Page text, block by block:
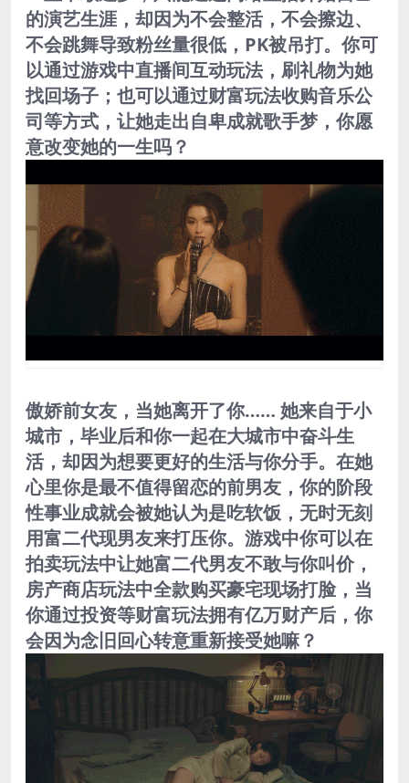
的演艺生涯，却因为不会整活，不会擦边、
不会跳舞导致粉丝量很低，PK被吊打。你可
以通过游戏中直播间互动玩法，刷礼物为她
找回场子；也可以通过财富玩法收购音乐公
司等方式，让她走出自卑成就歌手梦，你愿
意改变她的一生吗？
傲娇前女友，当她离开了你…… 她来自于小
城市，毕业后和你一起在大城市中奋斗生
活，却因为想要更好的生活与你分手。在她
心里你是最不值得留恋的前男友，你的阶段
性事业成就会被她认为是吃软饭，无时无刻
用富二代现男友来打压你。游戏中你可以在
拍卖玩法中让她富二代男友不敢与你叫价，
房产商店玩法中全款购买豪宅现场打脸，当
你通过投资等财富玩法拥有亿万财产后，你
会因为念旧回心转意重新接受她嘛？